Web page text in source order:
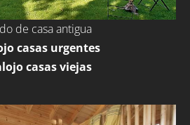
de casa antigua
casas urgentes
casas viejas